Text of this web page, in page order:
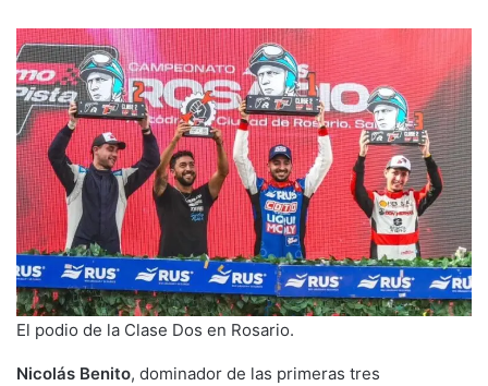
El podio de la Clase Dos en Rosario.
Nicolás Benito, dominador de las primeras tres